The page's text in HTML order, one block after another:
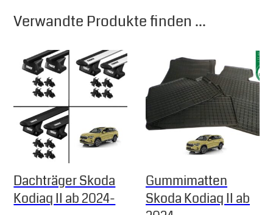
Verwandte Produkte finden ...
Dachträger Skoda
Kodiaq II ab 2024-
Gummimatten
Skoda Kodiaq II ab